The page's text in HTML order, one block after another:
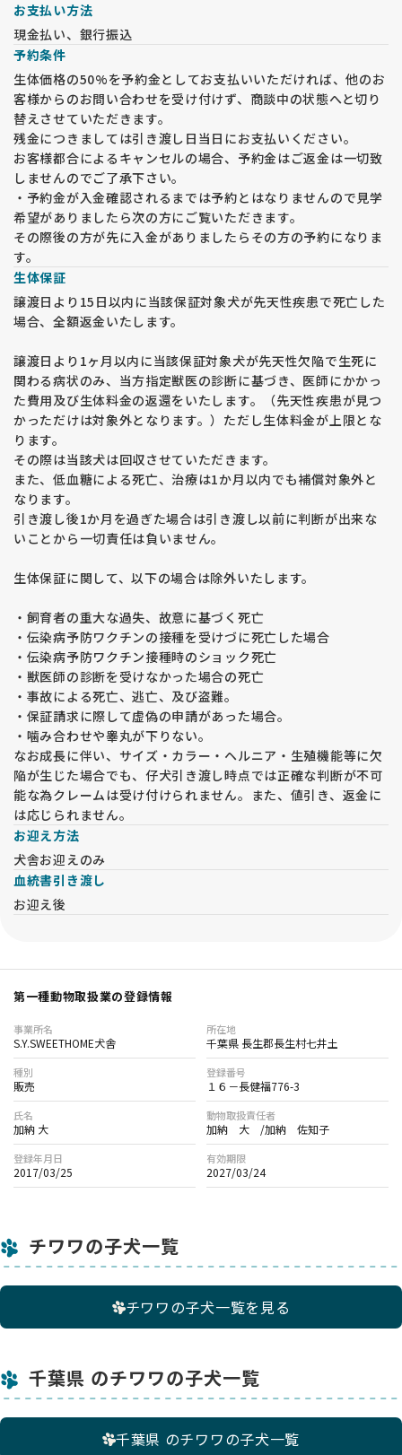
【見学予約の手続き】
・見学は申込順に整理して対応いたします。日時未定の方は優
先されませんので、必ず日時を指定してください。後から日時
を指定された方が優先される場合があります。
・見学日時の最終受付は 15時 です。
・見学の際は 人数や来舎方法 を事前に確認し、確定された方
にのみ住所の近隣案内をお伝えします。
・ナビに当犬舎の住所が出ないため、指定の近隣住所でご案内
します。
・駐車場は1台分のみです。周辺に有料駐車場はありませんの
でご注意ください。
【健康管理と感染症対策】
・コロナウイルス感染症が5類に分類された後も、マスク着用
をお願いしています。マスク未着用の場合、見学をお断りいた
します。
・玄関で体温測定を行います。体温が37度以上の場合や咳など
の症状がある場合、見学をお断りすることがあります。
・見学当日および1週間以内に発熱や風邪症状がある場合は、
事前に見学の変更をご連絡ください。
【見学の注意点】
・購入を前提とした方のみ見学を受け付けています。 子犬を抱
きたい、見たいだけの方はご遠慮ください。
・見学希望の子犬の兄弟犬はご希望に応じてご覧いただけます
が、他に生まれている子犬を見たいというご要望にはお応えで
きません。その場合、一度キャンセルし、改めて見学の申し込
みをお願いします。
・ドッグショーや外掛けの予定により、見学時間の変更やお断
りをする場合がございます。
【予約に関するルール】
・見学申込順ではなく、 予約金の半額の入金順 で正式な予約
となります。見学時に予約希望をお伝えいただいても、入金が
ない場合は予約とみなしません。
・見学日時の変更を希望された場合、後からの申し込みと同様
の対応となります。
【その他注意事項】
・アパートや共同住宅にお住まいの場合、 動物飼育可能な証明
書 をご提示いただきます。ご提示がない場合は譲渡をお断りし
ます。
・65歳以上の方やお一人暮らしの方は、将来の引受けが可能な
方と同席いただき、承諾書に署名いただきます。（同居の親
族）
・同業者の方は犬舎名を事前にご連絡ください。一度は犬舎に
お越しいただき、現物確認が必須です。これが難しい場合、譲
【オンライン見学について】
ています。通常は関東地方（千葉県、東京都、神奈川県、埼玉
県、茨城県）の方は対象外となります。オンライン見学よりも
実際にお越しいただくことを推奨しています。
・オンライン見学では30分～1時間程度、子犬や親犬、兄弟
犬、犬舎の様子をお伝えします。
・実施には事前の確認事項への回答が必要です。内容によって
はお断りする場合もございます。
【オンライン見学時の注意事項】
・オンライン見学後、予約を希望される場合は、 現物に違いが
お支払い方法
現金払い、銀行振込
予約条件
生体価格の50%を予約金としてお支払いいただければ、他のお
客様からのお問い合わせを受け付けず、商談中の状態へと切り
替えさせていただきます。
残金につきましては引き渡し日当日にお支払いください。
お客様都合によるキャンセルの場合、予約金はご返金は一切致
しませんのでご了承下さい。
・予約金が入金確認されるまでは予約とはなりませんので見学
希望がありましたら次の方にご覧いただきます。
その際後の方が先に入金がありましたらその方の予約になりま
す。
生体保証
譲渡日より15日以内に当該保証対象犬が先天性疾患で死亡した
場合、全額返金いたします。
譲渡日より1ヶ月以内に当該保証対象犬が先天性欠陥で生死に
関わる病状のみ、当方指定獣医の診断に基づき、医師にかかっ
た費用及び生体料金の返還をいたします。（先天性疾患が見つ
かっただけは対象外となります。）ただし生体料金が上限とな
ります。
その際は当該犬は回収させていただきます。
また、低血糖による死亡、治療は1か月以内でも補償対象外と
なります。
引き渡し後1か月を過ぎた場合は引き渡し以前に判断が出来な
いことから一切責任は負いません。
生体保証に関して、以下の場合は除外いたします。
・飼育者の重大な過失、故意に基づく死亡
・伝染病予防ワクチンの接種を受けづに死亡した場合
・伝染病予防ワクチン接種時のショック死亡
・獣医師の診断を受けなかった場合の死亡
・事故による死亡、逃亡、及び盗難。
・保証請求に際して虚偽の申請があった場合。
・噛み合わせや睾丸が下りない。
なお成長に伴い、サイズ・カラー・ヘルニア・生殖機能等に欠
陥が生じた場合でも、仔犬引き渡し時点では正確な判断が不可
能な為クレームは受け付けられません。また、値引き、返金に
は応じられません。
お迎え方法
犬舎お迎えのみ
血統書引き渡し
お迎え後
第一種動物取扱業の登録情報
事業所名
S.Y.SWEETHOME犬舎
所在地
千葉県 長生郡長生村七井土
種別
販売
登録番号
１６－長健福776-3
氏名
加納 大
動物取扱責任者
加納 大 /加納 佐知子
登録年月日
2017/03/25
有効期限
2027/03/24
チワワの子犬一覧
チワワの子犬一覧を見る
千葉県 のチワワの子犬一覧
千葉県 のチワワの子犬一覧